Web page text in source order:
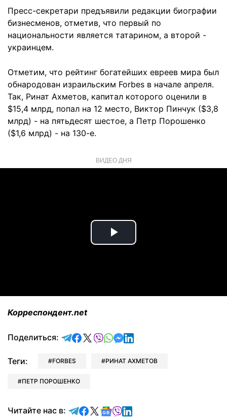
Пресс-секретари предъявили редакции биографии
бизнесменов, отметив, что первый по
национальности является татарином, а второй -
украинцем.
Отметим, что рейтинг богатейших евреев мира был
обнародован израильским Forbes в начале апреля.
Так, Ринат Ахметов, капитал которого оценили в
$15,4 млрд, попал на 12 место, Виктор Пинчук ($3,8
млрд) - на пятьдесят шестое, а Петр Порошенко
($1,6 млрд) - на 130-е.
ВИДЕО ДНЯ
Play
Корреспондент.net
Поделиться: отправить в Telegram
поделиться в Facebook
поделиться в X
отправить в Viber
отправить в Whatsapp
отправить в Messenger
отправить в LinkedIn
Теги: FORBES РИНАТ АХМЕТОВ
ПЕТР ПОРОШЕНКО
Читайте нас в: Читайте в Telegram
Читайте в Facebook
Читайте в X
Читайте в Google news
Читайте в Viber
Читайте в LinkedIn